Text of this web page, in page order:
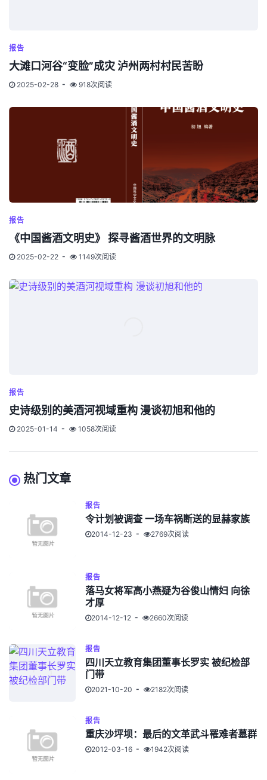
报告
大滩口河谷“变脸”成灾 泸州两村村民苦盼
2025-02-28 918次阅读
报告
《中国酱酒文明史》 探寻酱酒世界的文明脉
2025-02-22 1149次阅读
报告
史诗级别的美酒河视域重构 漫谈初旭和他的
2025-01-14 1058次阅读
热门文章
报告
令计划被调查 一场车祸断送的显赫家族
2014-12-23 2769次阅读
报告
落马女将军高小燕疑为谷俊山情妇 向徐
才厚
2014-12-12 2660次阅读
报告
四川天立教育集团董事长罗实 被纪检部
门带
2021-10-20 2182次阅读
报告
重庆沙坪坝：最后的文革武斗罹难者墓群
2012-03-16 1942次阅读